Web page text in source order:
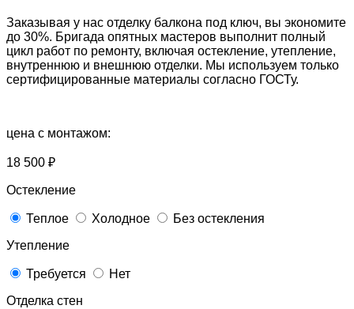
Заказывая у нас отделку балкона под ключ, вы экономите
до 30%. Бригада опятных мастеров выполнит полный
цикл работ по ремонту, включая остекление, утепление,
внутреннюю и внешнюю отделки. Мы используем только
сертифицированные материалы согласно ГОСТу.
цена с монтажом:
18 500 ₽
Остекление
Теплое Холодное
Без остекления
Утепление
Требуется
Нет
Отделка стен